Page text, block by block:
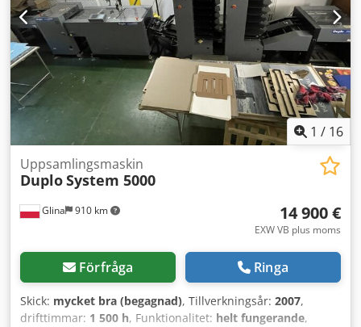
1 / 16
Glina 910 km
Uppsamlingsmaskin
DuploSystem 5000
14 900 €
EXW VB plus moms
Förfråga Ringa
Skick: mycket bra (begagnad), Tillverkningsår: 2007,
drifttimmar: 1 500 h, Funktionalitet: helt fungerande,